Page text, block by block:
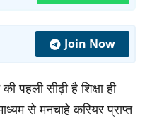
Join Now
पहली सीढ़ी है शिक्षा ही
से मनचाहे करियर प्राप्त